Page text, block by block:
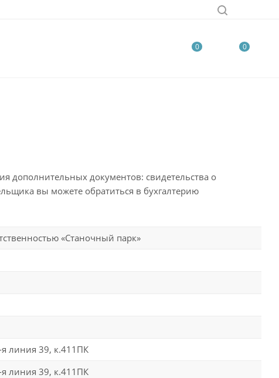
0 0
дополнительных документов: свидетельства о
вы можете обратиться в бухгалтерию
«Станочный парк»
я линия 39, к.411ПК
я линия 39, к.411ПК